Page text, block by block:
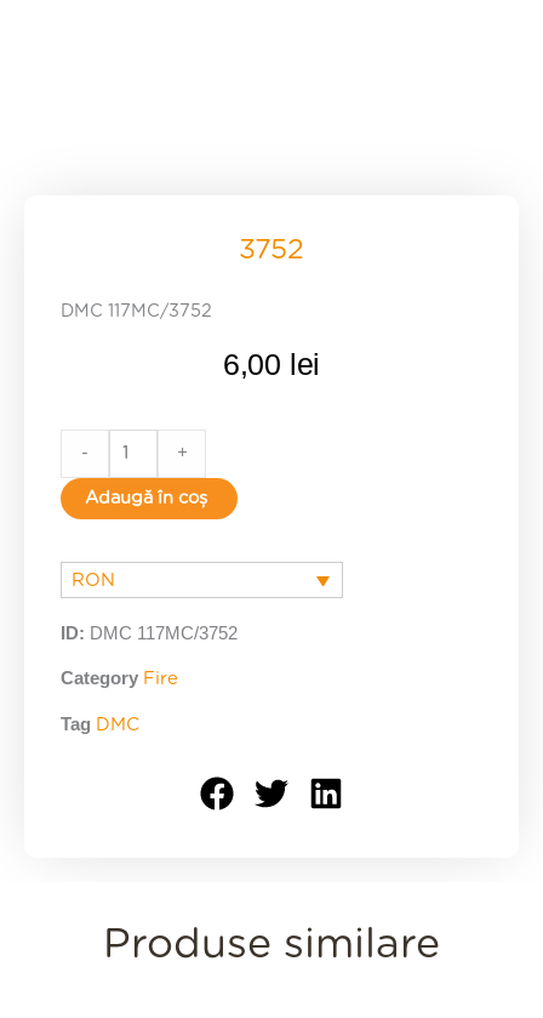
3752
DMC 117MC/3752
6,00 lei
quantity
- +
Adaugă în coș
RON
ID: DMC 117MC/3752
Category Fire
Tag DMC
Produse similare